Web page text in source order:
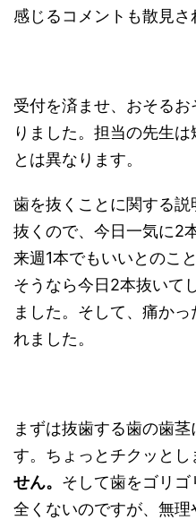
感じるコメントも散見さ
受付を済ませ、おそる
りました。担当の先生
とは異なります。
歯を抜くことに関する
抜くので、今日一気に2
来週1本でもいいとのこ
そうなら今日2本抜いて
ました。そして、痛か
れました。
まずは抜歯する歯の歯
す。ちょっとチクッとし
せん。 そして歯をゴリ
全くないのですが、無